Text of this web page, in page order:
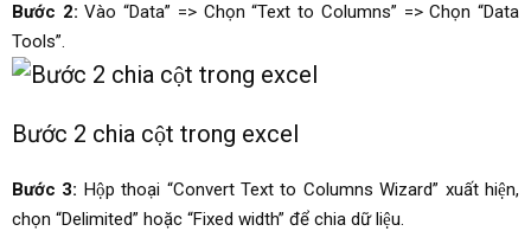
Bước 2:Vào “Data” => Chọn “Text to Columns” => Chọn “Data
Tools”.
Bước 2 chia cột trong excel
Bước 3: Hộp thoại “Convert Text to Columns Wizard” xuất hiện,
chọn “Delimited” hoặc “Fixed width” để chia dữ liệu.